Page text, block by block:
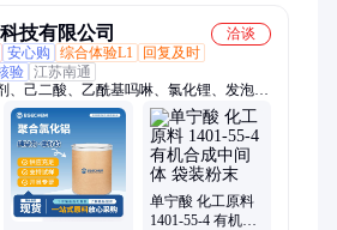
技有限公司
洽谈
安心购 综合体验L1
回复及时
验 江苏南通
、己二酸、乙酰基吗啉、氯化锂、发泡
硅酸钠、正癸醇、新癸酸、环烷油、腰果
碳酸锂、三甘醇、油菜酸、二甘醇、碳酸
棕榈油、6-氯嘌呤、微晶石蜡、磷酸一铵
单宁酸 化工原料
1401-55-4 有机合